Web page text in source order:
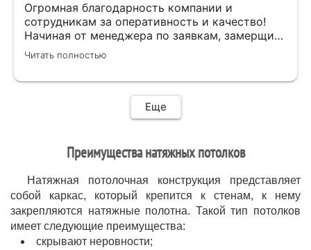
Огромная благодарность компании и
сотрудникам за оперативность и качество!
Начиная от менеджера по заявкам, замерщика
и установщиков. Объяснили про полотно и
системы монтажа, дали выбор, сделали
Читать полностью
Еще
Преимущества натяжных потолков
Натяжная потолочная конструкция представляет
собой каркас, который крепится к стенам, к нему
закрепляются натяжные полотна. Такой тип потолков
имеет следующие преимущества:
скрывают неровности;